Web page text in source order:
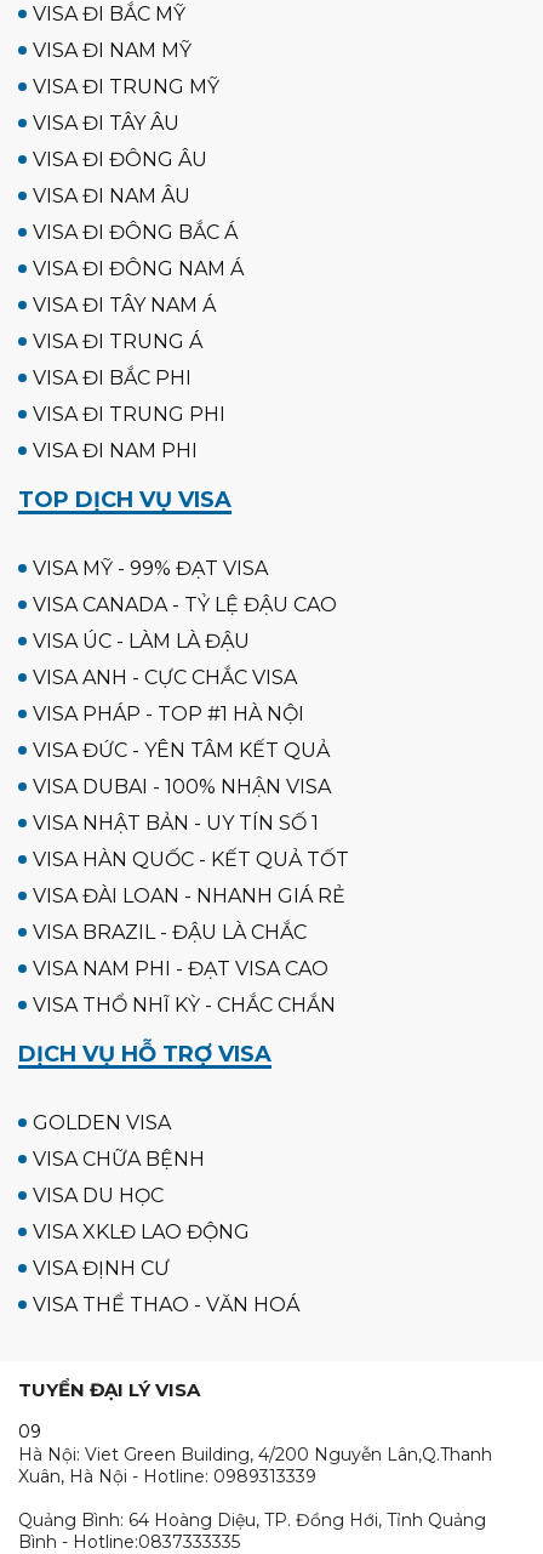
VISA ĐI BẮC MỸ
VISA ĐI NAM MỸ
VISA ĐI TRUNG MỸ
VISA ĐI TÂY ÂU
VISA ĐI ĐÔNG ÂU
VISA ĐI NAM ÂU
VISA ĐI ĐÔNG BẮC Á
VISA ĐI ĐÔNG NAM Á
VISA ĐI TÂY NAM Á
VISA ĐI TRUNG Á
VISA ĐI BẮC PHI
VISA ĐI TRUNG PHI
VISA ĐI NAM PHI
TOP DỊCH VỤ VISA
VISA MỸ - 99% ĐẠT VISA
VISA CANADA - TỶ LỆ ĐẬU CAO
VISA ÚC - LÀM LÀ ĐẬU
VISA ANH - CỰC CHẮC VISA
VISA PHÁP - TOP #1 HÀ NỘI
VISA ĐỨC - YÊN TÂM KẾT QUẢ
VISA DUBAI - 100% NHẬN VISA
VISA NHẬT BẢN - UY TÍN SỐ 1
VISA HÀN QUỐC - KẾT QUẢ TỐT
VISA ĐÀI LOAN - NHANH GIÁ RẺ
VISA BRAZIL - ĐẬU LÀ CHẮC
VISA NAM PHI - ĐẠT VISA CAO
VISA THỔ NHĨ KỲ - CHẮC CHẮN
DỊCH VỤ HỖ TRỢ VISA
GOLDEN VISA
VISA CHỮA BỆNH
VISA DU HỌC
VISA XKLĐ LAO ĐỘNG
VISA ĐỊNH CƯ
VISA THỂ THAO - VĂN HOÁ
TUYỂN ĐẠI LÝ VISA
09
Hà Nội: Viet Green Building, 4/200 Nguyễn Lân,Q.Thanh
Xuân, Hà Nội - Hotline: 0989313339
Quảng Bình: 64 Hoàng Diệu, TP. Đồng Hới, Tỉnh Quảng
Bình - Hotline:0837333335